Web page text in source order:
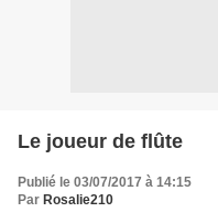
Le joueur de flûte
Publié le 03/07/2017 à 14:15
Par Rosalie210